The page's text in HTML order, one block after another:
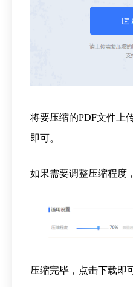
将要压缩的PDF文件上
即可。
如果需要调整压缩程度
压缩完毕，点击下载即